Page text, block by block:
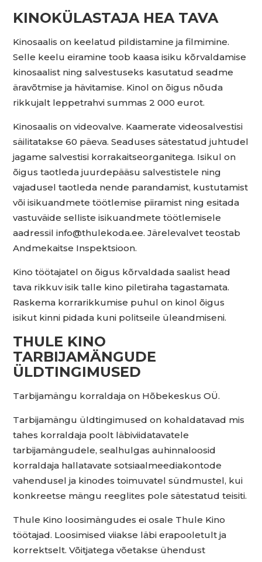
KINOKÜLASTAJA HEA TAVA
Kinosaalis on keelatud pildistamine ja filmimine.
Selle keelu eiramine toob kaasa isiku kõrvaldamise
kinosaalist ning salvestuseks kasutatud seadme
äravõtmise ja hävitamise. Kinol on õigus nõuda
rikkujalt leppetrahvi summas 2 000 eurot.
Kinosaalis on videovalve. Kaamerate videosalvestisi
säilitatakse 60 päeva. Seaduses sätestatud juhtudel
jagame salvestisi korrakaitseorganitega. Isikul on
õigus taotleda juurdepääsu salvestistele ning
vajadusel taotleda nende parandamist, kustutamist
või isikuandmete töötlemise piiramist ning esitada
vastuväide selliste isikuandmete töötlemisele
aadressil info@thulekoda.ee. Järelevalvet teostab
Andmekaitse Inspektsioon.
Kino töötajatel on õigus kõrvaldada saalist head
tava rikkuv isik talle kino piletiraha tagastamata.
Raskema korrarikkumise puhul on kinol õigus
isikut kinni pidada kuni politseile üleandmiseni.
THULE KINO
TARBIJAMÄNGUDE
ÜLDTINGIMUSED
Tarbijamängu korraldaja on Hõbekeskus OÜ.
Tarbijamängu üldtingimused on kohaldatavad mis
tahes korraldaja poolt läbiviidatavatele
tarbijamängudele, sealhulgas auhinnaloosid
korraldaja hallatavate sotsiaalmeediakontode
vahendusel ja kinodes toimuvatel sündmustel, kui
konkreetse mängu reeglites pole sätestatud teisiti.
Thule Kino loosimängudes ei osale Thule Kino
töötajad. Loosimised viiakse läbi erapooletult ja
korrektselt. Võitjatega võetakse ühendust